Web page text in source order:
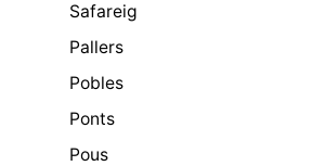
Safareig
Pallers
Pobles
Ponts
Pous